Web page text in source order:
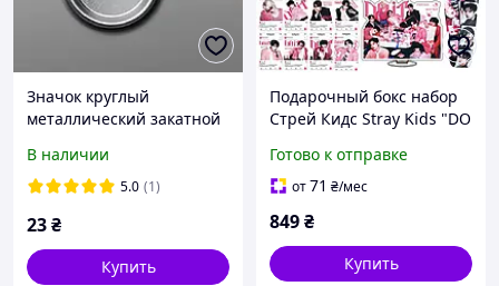
Значок круглый
металлический закатной
от 10 шт, одинаковый
рисунок
В наличии
5.0 (1)
23₴
Купить
Подарочный бокс набор
Стрей Кидс Stray Kids "DO
Готово к отправке
от71 ₴/мес
849₴
Купить